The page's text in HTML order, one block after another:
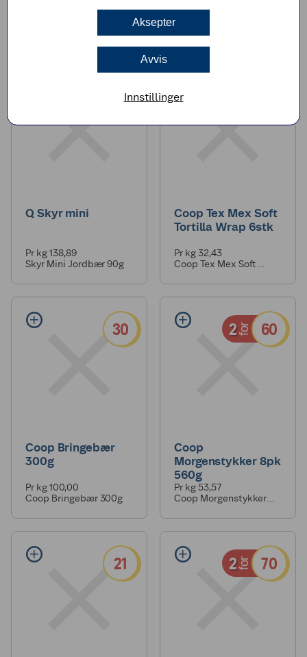
Pr l 8,89
25
Q Skyr mini
Pr kg 138,89
Skyr Mini Jordbær 90g
Coop Tex Mex Soft
Tortilla Wrap 6stk
Pr kg 32,43
Coop Tex Mex Soft
30
Coop Bringebær
300g
Pr kg 100,00
Coop Bringebær 300g
2for 60
Coop
Morgenstykker 8pk
560g
Pr kg 53,57
Coop Morgenstykker
21 2for 70
Aksepter
Avvis
Innstillinger